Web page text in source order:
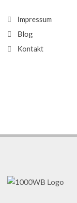
Impressum
Blog
Kontakt